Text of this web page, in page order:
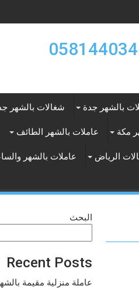
بالشهر جدة شغالات بالشهر
مكة عاملات بالشهر الطائف
الرياض عاملات بالشهر
البحث
Recent Posts
عاملة منزلية مقيمة بالشهر